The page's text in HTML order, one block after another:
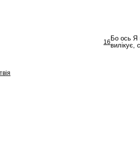
16 Бо ось Я
вилікує,